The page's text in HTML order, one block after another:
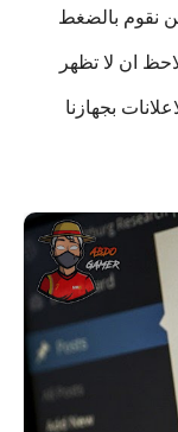
نقوم بالضغط
ان لا تظهر
بجهازنا